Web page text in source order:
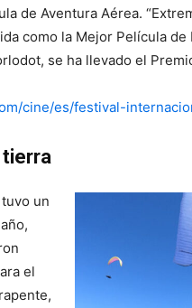
de Aventura Aérea.
como la Mejor Película de
se ha llevado el
cine/es/festival-
tierra
un
el